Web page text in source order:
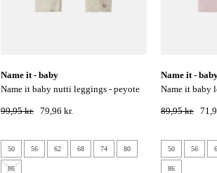
name it - baby
name it baby nutti leggings - peyote
99,95 kr. 79,96 kr.
50 56 62 68 74 80
86
name it -
name it baby lona x-slim leggings -
89,95 kr.
50 56
86